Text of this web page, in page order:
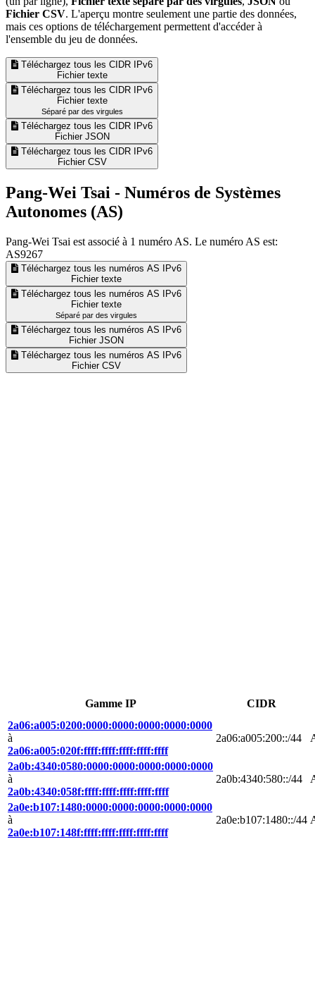
Fichier CSV. L'aperçu montre seulement une partie des données,
mais ces options de téléchargement permettent d'accéder à
l'ensemble du jeu de données.
Téléchargez tous les CIDR IPv6
Fichier texte
Téléchargez tous les CIDR IPv6
Fichier texte
Séparé par des virgules
Téléchargez tous les CIDR IPv6
Fichier JSON
Téléchargez tous les CIDR IPv6
Fichier CSV
Pang-Wei Tsai - Numéros de Systèmes
Autonomes (AS)
Pang-Wei Tsai est associé à 1 numéro AS. Le numéro AS est:
AS9267
Téléchargez tous les numéros AS IPv6
Fichier texte
Téléchargez tous les numéros AS IPv6
Fichier texte
Séparé par des virgules
Téléchargez tous les numéros AS IPv6
Fichier JSON
Téléchargez tous les numéros AS IPv6
Fichier CSV
Gamme IP
CIDR
2a06:a005:0200:0000:0000:0000:0000:0000
à
2a06:a005:020f:ffff:ffff:ffff:ffff:ffff
2a06:a005:200::/44
2a0b:4340:0580:0000:0000:0000:0000:0000
à
2a0b:4340:058f:ffff:ffff:ffff:ffff:ffff
2a0b:4340:580::/44
2a0e:b107:1480:0000:0000:0000:0000:0000
à
2a0e:b107:148f:ffff:ffff:ffff:ffff:ffff
2a0e:b107:1480::/44